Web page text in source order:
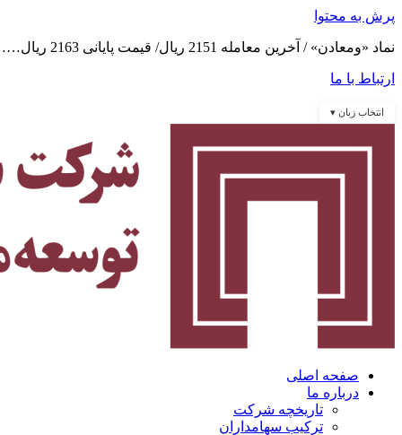
پرش به محتوا
نماد «ومعادن» / آخرین معامله 2151 ریال/ قیمت پایانی 2163 ریال……
ارتباط با ما
انتخاب زبان ▾
صفحه اصلی
درباره ما
تاریخچه شرکت
ترکیب سهامداران